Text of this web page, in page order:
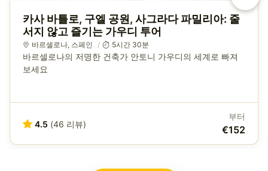
카사 바틀로, 구엘 공원, 사그라다 파밀리아: 줄
서지 않고 즐기는 가우디 투어
바르셀로나, 스페인 5시간 30분
바르셀로나의 저명한 건축가 안토니 가우디의 세계로 빠져
보세요
4.5 (46 리뷰)
부터
€152